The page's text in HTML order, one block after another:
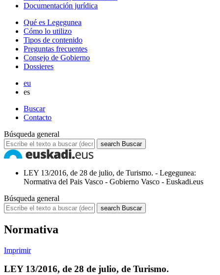
Documentación jurídica
Qué es Legegunea
Cómo lo utilizo
Tipos de contenido
Preguntas frecuentes
Consejo de Gobierno
Dossieres
eu
es
Buscar
Contacto
Búsqueda general
search Buscar
LEY 13/2016, de 28 de julio, de Turismo. - Legegunea:
Normativa del Pais Vasco - Gobierno Vasco - Euskadi.eus
Búsqueda general
search Buscar
Normativa
Imprimir
LEY 13/2016, de 28 de julio, de Turismo.